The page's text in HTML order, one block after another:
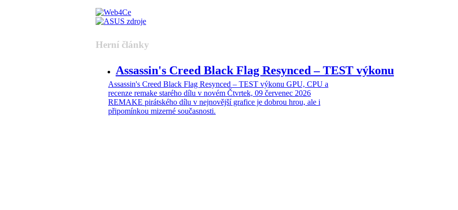
Herní články
Assassin's Creed Black Flag Resynced – TEST výkonu
Assassin's Creed Black Flag Resynced – TEST výkonu GPU, CPU a
recenze remake starého dílu v novém Čtvrtek, 09 červenec 2026
REMAKE pirátského dílu v nejnovější grafice je dobrou hrou, ale i
připomínkou mizerné současnosti.